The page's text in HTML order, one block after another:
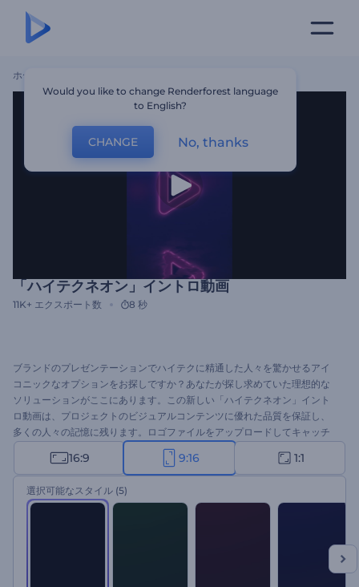
ホーム
「ハイテクネオン」イントロ動画
11K+ エクスポート数 8 秒
ブランドのプレゼンテーションでハイテクに精通した人々を驚かせるアイ
コニックなオプションをお探しですか？あなたが探し求めていた理想的な
ソリューションがここにあります。この新しい「ハイテクネオン」イント
ロ動画は、プロジェクトのビジュアルコンテンツに優れた品質を保証し、
多くの人々の記憶に残ります。ロゴファイルをアップロードしてキャッチ
フレーズを挿入すれば、プロフェッショナルなロゴイントロ動画が完成し
ます。技術系企業の紹介、ブランドプロモーション、チャンネル紹介など
に最適です。モダンなロゴイントロでプロジェクトを確実にに成功させま
しょう。このテンプレートを今すぐお試しください。
16:9 9:16 1:1
選択可能なスタイル (5)
Would you like to change Renderforest language
to English?
CHANGE No, thanks